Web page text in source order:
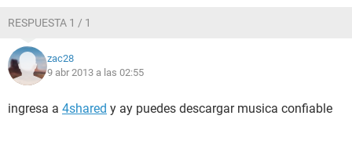
RESPUESTA 1 / 1
zac28
9 abr 2013 a las 02:55
ingresa a 4shared y ay puedes descargar musica confiable